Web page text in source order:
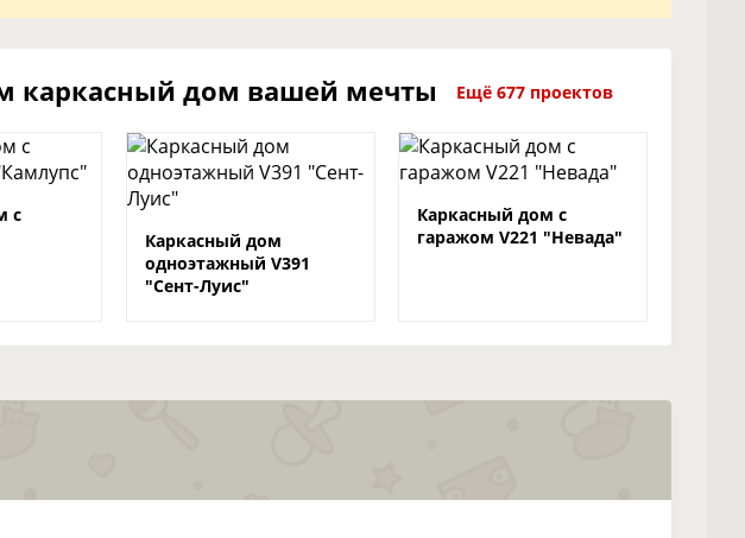
каркасный дом вашей мечты Ещё 677 проектов
с
Каркасный дом
одноэтажный V391
"Сент-Луис"
Каркасный дом с
гаражом V221 "Невада"